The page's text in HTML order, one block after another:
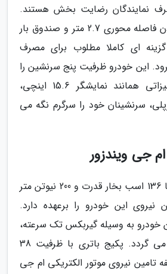
نمایندگان رضایت بخش هستند.
این خودرو با دارا بودن فاصله محوری 2.7 متر و صندوق بار
لیتر، گزینه ای کاملا مطلوب برای مصرف
این خودرو ظرفیت پنج سرنشین را
دارد و با ارائه تجهیزاتی همانند نمایشگر 15.6 اینچی،
سرنشینان خود را سرگرم نگه می
جی ویندزور
تک موتور الکتریکی با 136 اسب بخار قدرت و 200 نیوتن متر
نیروی این خودرو را برعهده دارد.
خودرو به وسیله گیربکس تک سرعته،
به محور جلو ارسال می گردد. پکیج باتری با ظرفیت 38
تامین نیروی موتور الکتریکی ام جی